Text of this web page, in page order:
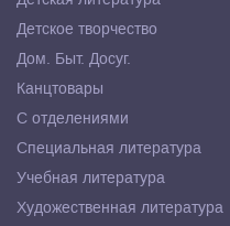
Детское творчество
Дом. Быт. Досуг.
Канцтовары
С отделениями
Специальная литература
Учебная литература
Художественная литература